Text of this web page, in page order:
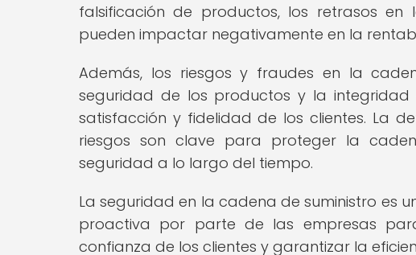
falsificación de productos, los retrasos
pueden impactar negativamente en la
Además, los riesgos y fraudes en la
seguridad de los productos y la
satisfacción y fidelidad de los clientes. La
riesgos son clave para proteger la
seguridad a lo largo del tiempo.
La seguridad en la cadena de suministro es
proactiva por parte de las empresas
confianza de los clientes y garantizar la